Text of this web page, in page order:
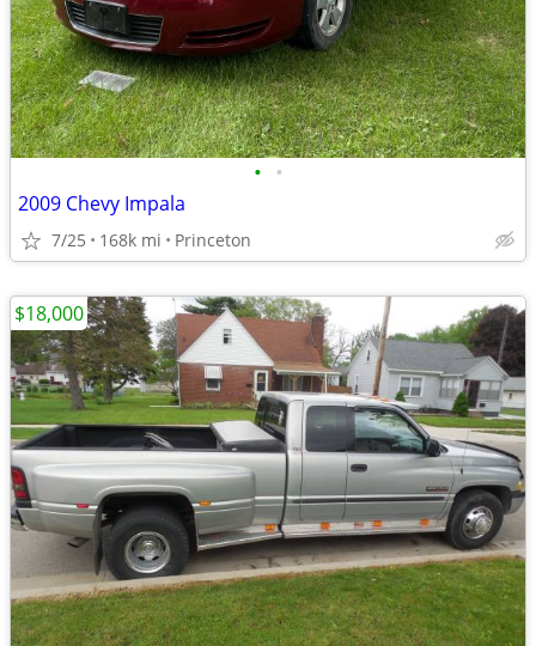
• •
2009 Chevy Impala
7/25 168k mi Princeton
$18,000